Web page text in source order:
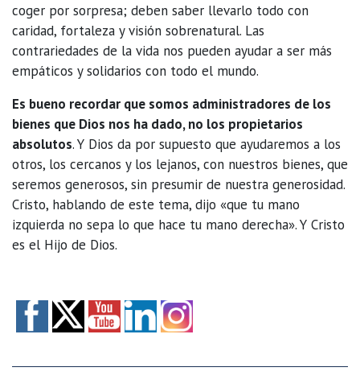
coger por sorpresa; deben saber llevarlo todo con
caridad, fortaleza y visión sobrenatural. Las
contrariedades de la vida nos pueden ayudar a ser más
empáticos y solidarios con todo el mundo.
Es bueno recordar que somos administradores de los
bienes que Dios nos ha dado, no los propietarios
absolutos. Y Dios da por supuesto que ayudaremos a los
otros, los cercanos y los lejanos, con nuestros bienes, que
seremos generosos, sin presumir de nuestra generosidad.
Cristo, hablando de este tema, dijo «que tu mano
izquierda no sepa lo que hace tu mano derecha». Y Cristo
es el Hijo de Dios.